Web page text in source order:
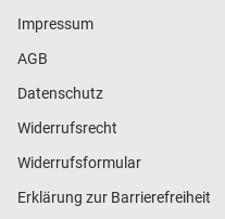
Impressum
AGB
Datenschutz
Widerrufsrecht
Widerrufsformular
Erklärung zur Barrierefreiheit